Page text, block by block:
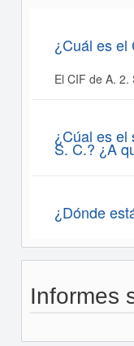
¿Cuál es el
El CIF de A. 2.
¿Cúal es el
S. C.? ¿A
¿Dónde
Informes